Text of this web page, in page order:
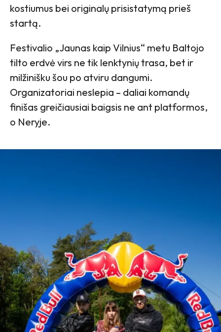
kostiumus bei originalų prisistatymą prieš
startą.
Festivalio „Jaunas kaip Vilnius“ metu Baltojo
tilto erdvė virs ne tik lenktynių trasa, bet ir
milžinišku šou po atviru dangumi.
Organizatoriai neslepia – daliai komandų
finišas greičiausiai baigsis ne ant platformos,
o Neryje.